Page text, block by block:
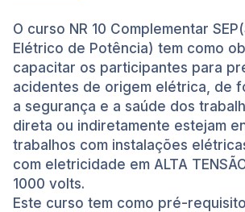
O curso NR 10 Complementar
Elétrico de Potência) tem como
capacitar os participantes para
acidentes de origem elétrica, de
a segurança e a saúde dos
direta ou indiretamente estejam
trabalhos com instalações
com eletricidade em ALTA
1000 volts.
Este curso tem como pré-